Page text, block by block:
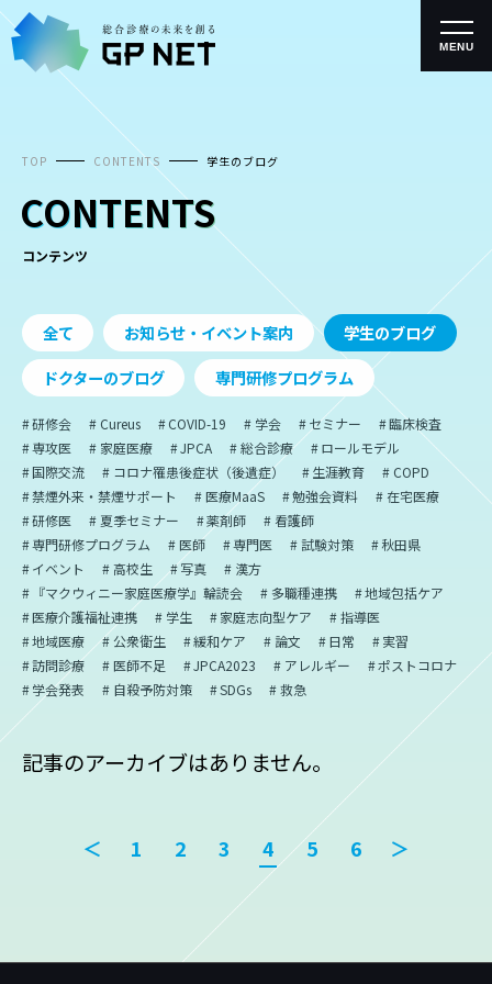
コ
ン
テ MENU
TOP CONTENTS 学生のブログ
CONTENTS
コンテンツ
全て お知らせ・イベント案内
学生のブログ
ドクターのブログ
専門研修プログラム
研修会 Cureus COVID-19 学会 セミナー
臨床検査
専攻医
家庭医療 JPCA 総合診療
ロールモデル
国際交流
コロナ罹患後症状（後遺症） 生涯教育
COPD
禁煙外来・禁煙サポート
医療MaaS 勉強会資料
在宅医療
研修医
夏季セミナー 薬剤師
看護師
専門研修プログラム
医師 専門医 試験対策
秋田県
イベント
高校生 写真
漢方
『マクウィニー家庭医療学』輪読会
多職種連携
地域包括ケア
医療介護福祉連携
学生 家庭志向型ケア
指導医
地域医療
公衆衛生 緩和ケア 論文 日常
実習
訪問診療
医師不足 JPCA2023 アレルギー
ポストコロナ
学会発表
自殺予防対策 SDGs 救急
記事のアーカイブはありません。
＜ 1 2 3 4 5 6 ＞